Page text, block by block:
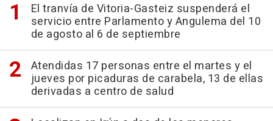
El tranvía de Vitoria-Gasteiz suspenderá el
servicio entre Parlamento y Angulema del 10
de agosto al 6 de septiembre
Atendidas 17 personas entre el martes y el
jueves por picaduras de carabela, 13 de ellas
derivadas a centro de salud